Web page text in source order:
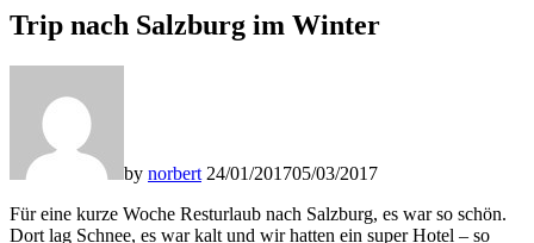
Trip nach Salzburg im Winter
by norbert 24/01/201705/03/2017
Für eine kurze Woche Resturlaub nach Salzburg, es war so schön.
Dort lag Schnee, es war kalt und wir hatten ein super Hotel – so